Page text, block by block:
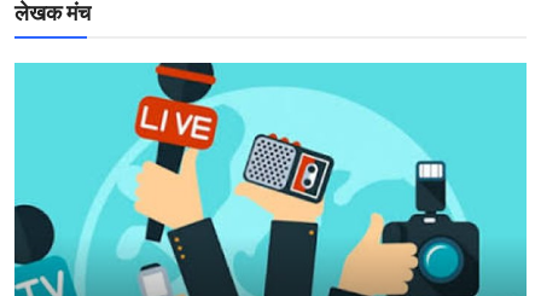
लेखक मंच